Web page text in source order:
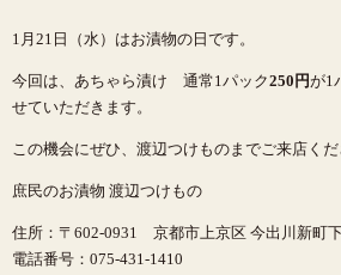
1月21日（水）はお漬物の日です。
今回は、あちゃら漬け 通常1パック250円が1
せていただきます。
この機会にぜひ、渡辺つけものまでご来店くだ
庶民のお漬物 渡辺つけもの
住所：〒602-0931 京都市上京区 今出川新町
電話番号：075-431-1410